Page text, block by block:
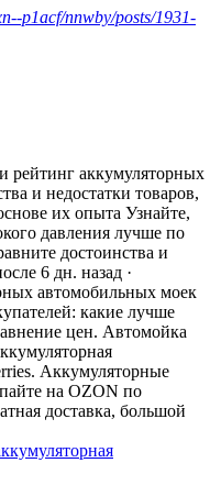
p1acf/nnwby/posts/1931-
рейтинг аккумуляторных
и недостатки товаров,
их опыта Узнайте,
давления лучше по
достоинства и
6 дн. назад ·
автомобильных моек
какие лучше
цен. Автомойка
Аккумуляторные
на OZON по
доставка, большой